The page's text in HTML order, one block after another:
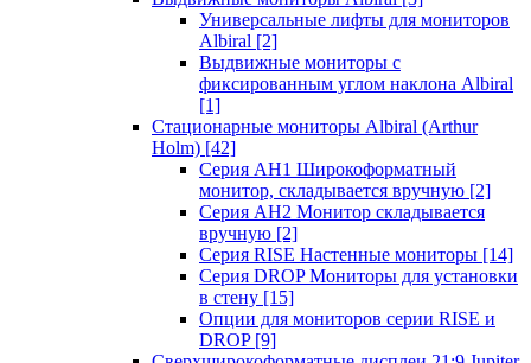
Универсальные лифты для мониторов
Albiral [2]
Выдвижные мониторы с
фиксированным углом наклона Albiral
[1]
Стационарные мониторы Albiral (Arthur
Holm) [42]
Серия AH1 Широкоформатный
монитор, складывается вручную [2]
Серия AH2 Монитор складывается
вручную [2]
Серия RISE Настенные мониторы [14]
Серия DROP Мониторы для установки
в стену [15]
Опции для мониторов серии RISE и
DROP [9]